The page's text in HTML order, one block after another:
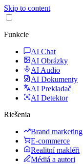
Skip to content
Funkcie
AI Chat
AI Obrázky
AI Audio
AI Dokumenty
AI Prekladač
AI Detektor
Riešenia
Brand marketing
E-commerce
Realitní makléři
Médiá a autori